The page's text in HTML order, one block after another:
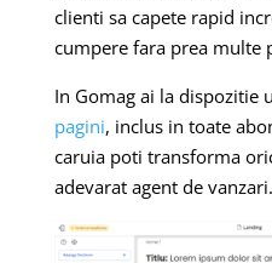
clienti sa capete rapid
cumpere fara prea multe
In Gomag ai la dispozitie
pagini, inclus in toate
caruia poti transforma
adevarat agent de vanzari.